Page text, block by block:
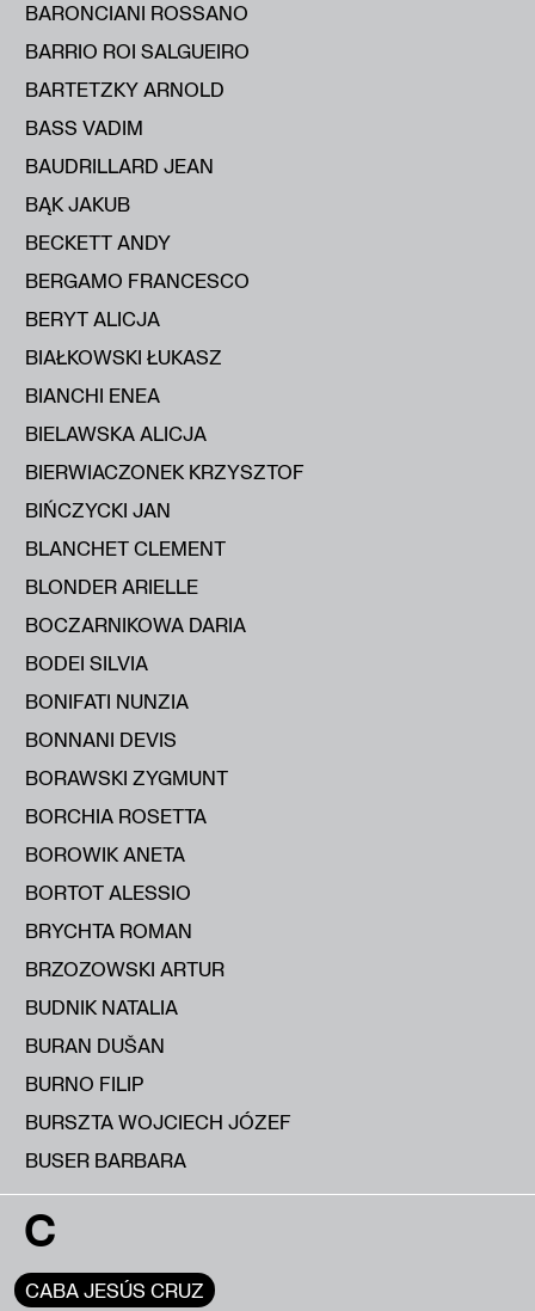
BARONCIANI ROSSANO
BARRIO ROI SALGUEIRO
BARTETZKY ARNOLD
BASS VADIM
BAUDRILLARD JEAN
BĄK JAKUB
BECKETT ANDY
BERGAMO FRANCESCO
BERYT ALICJA
BIAŁKOWSKI ŁUKASZ
BIANCHI ENEA
BIELAWSKA ALICJA
BIERWIACZONEK KRZYSZTOF
BIŃCZYCKI JAN
BLANCHET CLEMENT
BLONDER ARIELLE
BOCZARNIKOWA DARIA
BODEI SILVIA
BONIFATI NUNZIA
BONNANI DEVIS
BORAWSKI ZYGMUNT
BORCHIA ROSETTA
BOROWIK ANETA
BORTOT ALESSIO
BRYCHTA ROMAN
BRZOZOWSKI ARTUR
BUDNIK NATALIA
BURAN DUŠAN
BURNO FILIP
BURSZTA WOJCIECH JÓZEF
BUSER BARBARA
C
CABA JESÚS CRUZ